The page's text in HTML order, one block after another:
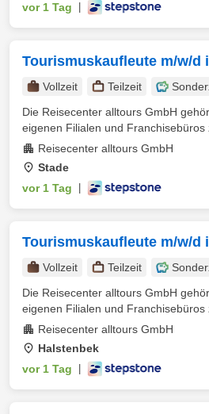
vor 1 Tag
Tourismuskaufleute m/w/d
Vollzeit Teilzeit
Die Reisecenter alltours GmbH
eigenen Filialen und Franchisebüros
Reisecenter alltours GmbH
Stade
vor 1 Tag
Tourismuskaufleute m/w/d
Vollzeit Teilzeit
Die Reisecenter alltours GmbH
eigenen Filialen und Franchisebüros
Reisecenter alltours GmbH
Halstenbek
vor 1 Tag